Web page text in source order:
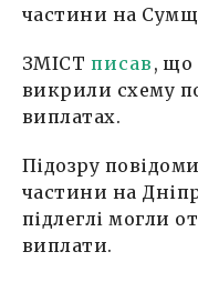
частини на
ЗМІСТ писав , що
викрили схему
виплатах.
Підозру
частини на
підлеглі могли
виплати.